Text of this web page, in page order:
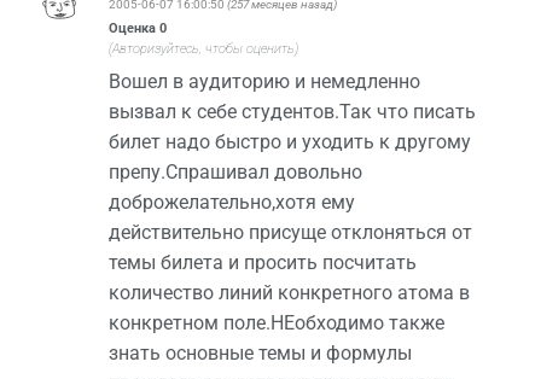
2005-06-07 16:00:50 (257 месяцев назад)
Оценка 0
(Авторизуйтесь, чтобы оценить)
Вошел в аудиторию и немедленно
вызвал к себе студентов.Так что писать
билет надо быстро и уходить к другому
препу.Спрашивал довольно
доброжелательно,хотя ему
действительно присуще отклоняться от
темы билета и просить посчитать
количество линий конкретного атома в
конкретном поле.НЕобходимо также
знать основные темы и формулы